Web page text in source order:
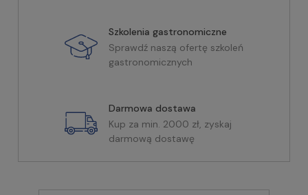
Szkolenia gastronomiczne
Sprawdź naszą ofertę szkoleń
gastronomicznych
Darmowa dostawa
Kup za min. 2000 zł, zyskaj
darmową dostawę